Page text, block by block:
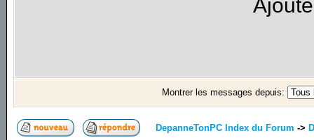
Montrer les messages depuis:
DepanneTonPC Index du Forum ->